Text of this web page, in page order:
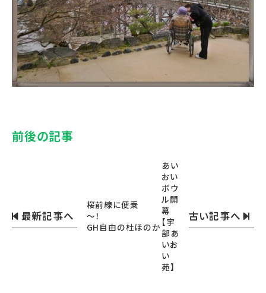
前後の記事
最新記事へ
桜前線に便乗
～！
GH自由の杜ほのか
古い記事へ
あい
おい
ボウ
ル開
幕
【宇
部あ
いお
い
苑】